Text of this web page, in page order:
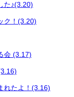
た♪(3.20)
ク！(3.20)
会 (3.17)
れたよ！(3.16)